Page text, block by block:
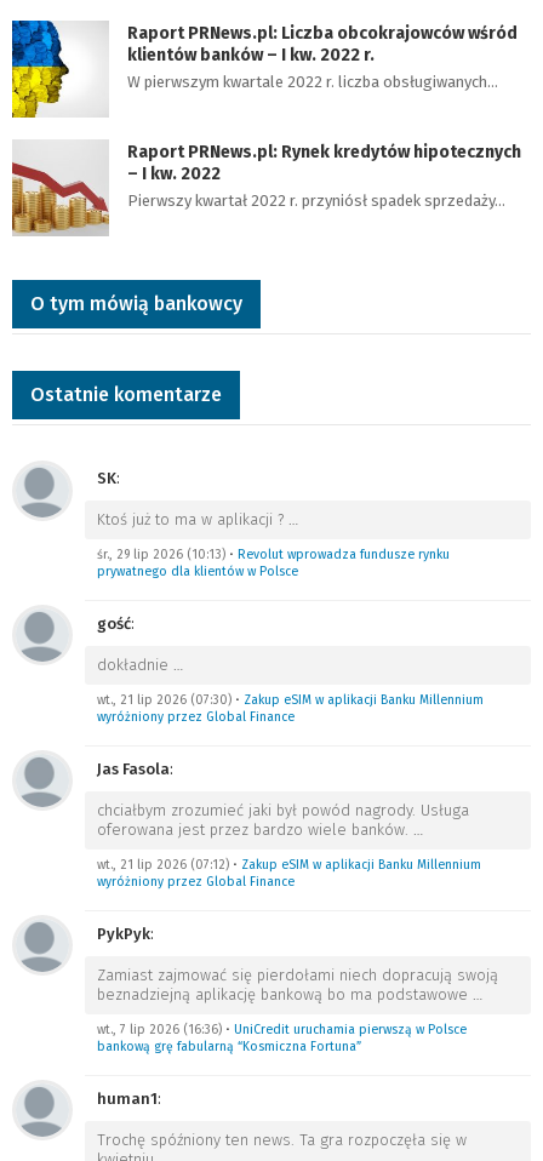
Raport PRNews.pl: Liczba obcokrajowców wśród
klientów banków – I kw. 2022 r.
W pierwszym kwartale 2022 r. liczba obsługiwanych…
Raport PRNews.pl: Rynek kredytów hipotecznych
– I kw. 2022
Pierwszy kwartał 2022 r. przyniósł spadek sprzedaży…
O tym mówią bankowcy
Ostatnie komentarze
SK:
Ktoś już to ma w aplikacji ? …
śr., 29 lip 2026 (10:13) • Revolut wprowadza fundusze rynku
prywatnego dla klientów w Polsce
gość:
dokładnie …
wt., 21 lip 2026 (07:30) • Zakup eSIM w aplikacji Banku Millennium
wyróżniony przez Global Finance
Jas Fasola:
chciałbym zrozumieć jaki był powód nagrody. Usługa
oferowana jest przez bardzo wiele banków. …
wt., 21 lip 2026 (07:12) • Zakup eSIM w aplikacji Banku Millennium
wyróżniony przez Global Finance
PykPyk:
Zamiast zajmować się pierdołami niech dopracują swoją
beznadziejną aplikację bankową bo ma podstawowe …
wt., 7 lip 2026 (16:36) • UniCredit uruchamia pierwszą w Polsce
bankową grę fabularną “Kosmiczna Fortuna”
human1:
Trochę spóźniony ten news. Ta gra rozpoczęła się w